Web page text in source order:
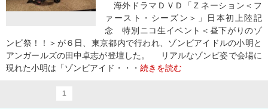
海外ドラマＤＶＤ「Ｚネーション＜フ
ァースト・シーズン＞」日本初上陸記
念 特別ニコ生イベント＜昼下がりのゾ
ンビ祭！！＞が６日、東京都内で行われ、ゾンビアイドルの小明と
アンガールズの田中卓志が登壇した。 リアルなゾンビ姿で会場に
現れた小明は「ゾンビアイド・・・ 続きを読む
1